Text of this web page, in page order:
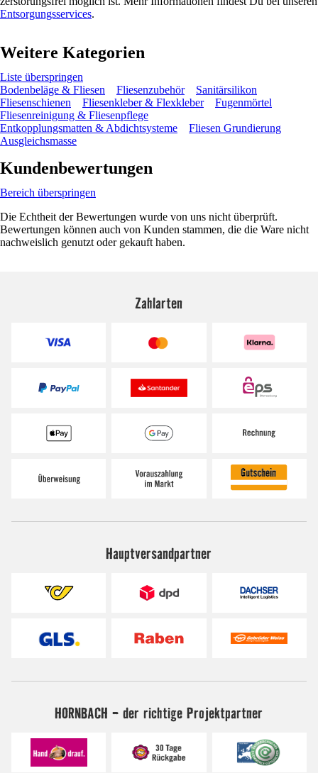
Entsorgungsservices.
Weitere Kategorien
Liste überspringen
Bodenbeläge & Fliesen
Fliesenzubehör
Sanitärsilikon
Fliesenschienen
Fliesenkleber & Flexkleber
Fugenmörtel
Fliesenreinigung & Fliesenpflege
Entkopplungsmatten & Abdichtsysteme
Fliesen Grundierung
Ausgleichsmasse
Kundenbewertungen
Bereich überspringen
Die Echtheit der Bewertungen wurde von uns nicht überprüft.
Bewertungen können auch von Kunden stammen, die die Ware nicht
nachweislich genutzt oder gekauft haben.
Zahlarten
Hauptversandpartner
HORNBACH - der richtige Projektpartner